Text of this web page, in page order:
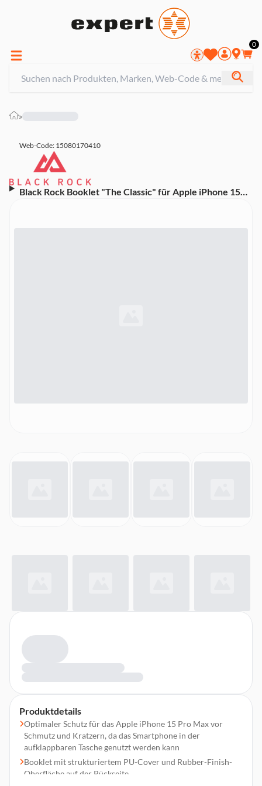
0
»
Web-Code: 15080170410
Black Rock Booklet "The Classic" für Apple iPhone 15
Produktdetails
Optimaler Schutz für das Apple iPhone 15 Pro Max vor
Schmutz und Kratzern, da das Smartphone in der
aufklappbaren Tasche genutzt werden kann
Booklet mit strukturiertem PU-Cover und Rubber-Finish-
Oberfläche auf der Rückseite